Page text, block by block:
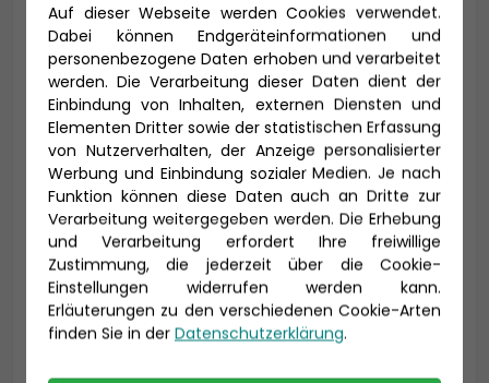
E-Mail *
Telefon *
Geburtsdatum
Auf dieser Webseite werden Cookies verwendet.
Dabei können Endgeräteinformationen und
personenbezogene Daten erhoben und verarbeitet
werden. Die Verarbeitung dieser Daten dient der
Einbindung von Inhalten, externen Diensten und
Elementen Dritter sowie der statistischen Erfassung
von Nutzerverhalten, der Anzeige personalisierter
Werbung und Einbindung sozialer Medien. Je nach
Funktion können diese Daten auch an Dritte zur
Verarbeitung weitergegeben werden. Die Erhebung
und Verarbeitung erfordert Ihre freiwillige
Zustimmung, die jederzeit über die Cookie-
Einstellungen widerrufen werden kann.
Erläuterungen zu den verschiedenen Cookie-Arten
finden Sie in der Datenschutzerklärung.